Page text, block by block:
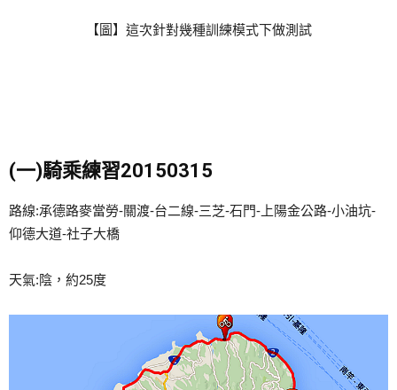
【圖】這次針對幾種訓練模式下做測試
(一)騎乘練習20150315
路線:承德路麥當勞-關渡-台二線-三芝-石門-上陽金公路-小油坑-
仰德大道-社子大橋
天氣:陰，約25度